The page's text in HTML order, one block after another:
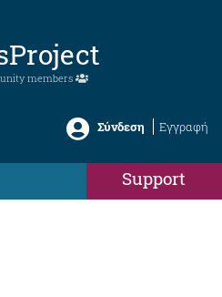
members
Σύνδεση Εγγραφή
Support